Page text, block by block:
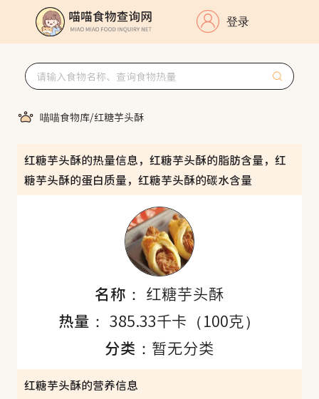
登录
喵喵食物库/红糖芋头酥
红糖芋头酥的热量信息，红糖芋头酥的脂肪含量，红
糖芋头酥的蛋白质量，红糖芋头酥的碳水含量
名称： 红糖芋头酥
热量：385.33千卡（100克）
分类： 暂无分类
红糖芋头酥的营养信息